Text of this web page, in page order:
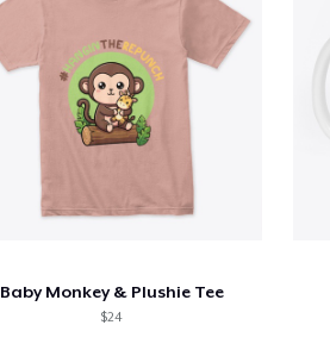
Baby Monkey & Plushie Tee
$24